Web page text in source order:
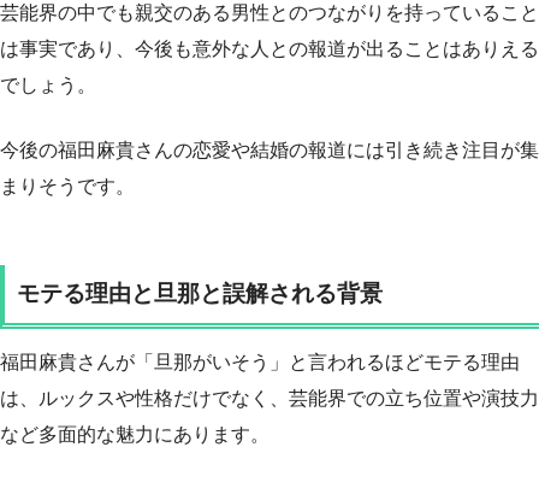
芸能界の中でも親交のある男性とのつながりを持っていること
は事実であり、今後も意外な人との報道が出ることはありえる
でしょう。
今後の福田麻貴さんの恋愛や結婚の報道には引き続き注目が集
まりそうです。
モテる理由と旦那と誤解される背景
福田麻貴さんが「旦那がいそう」と言われるほどモテる理由
は、ルックスや性格だけでなく、芸能界での立ち位置や演技力
など多面的な魅力にあります。